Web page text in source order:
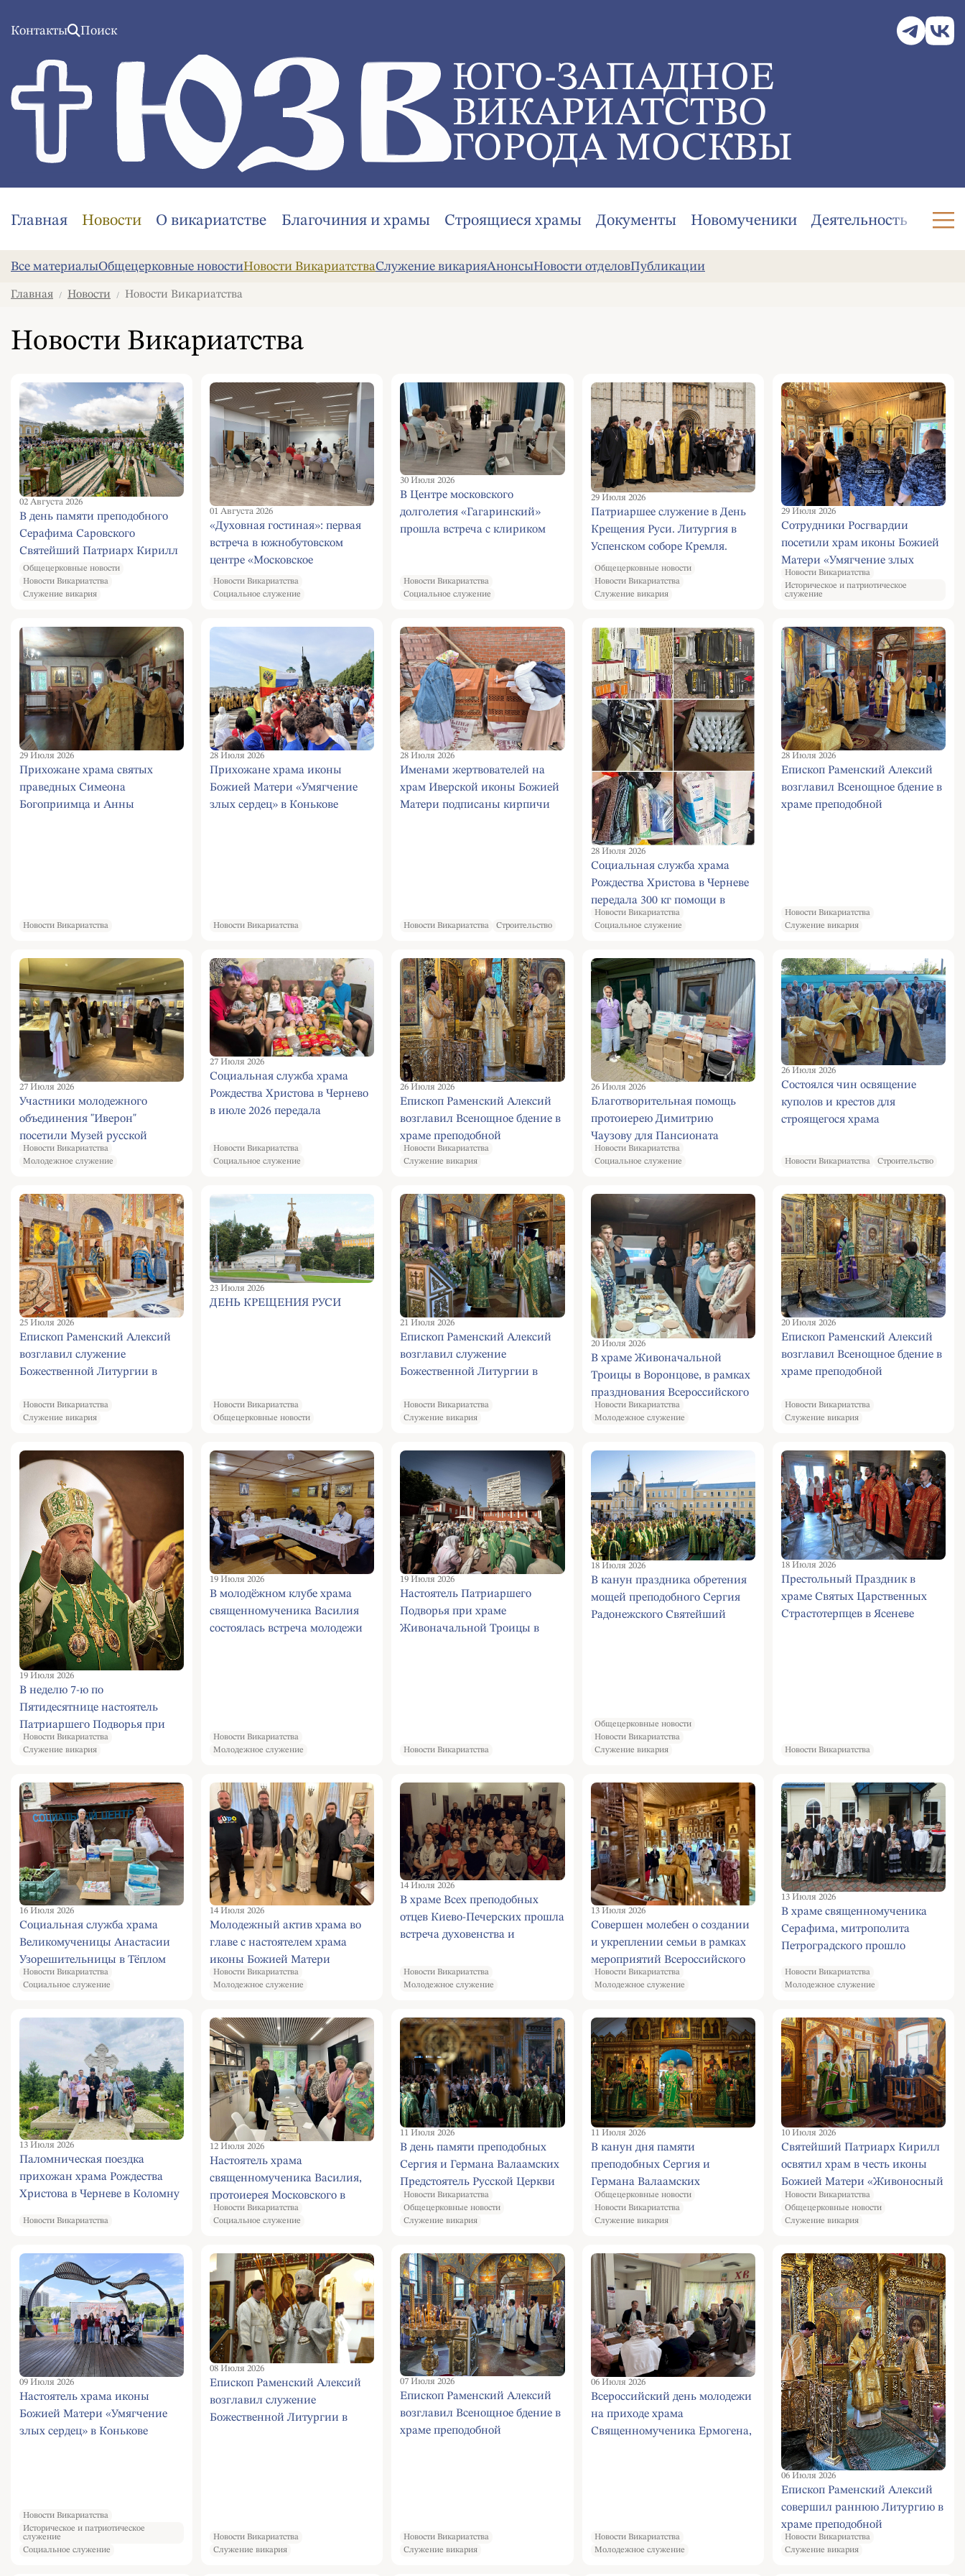
Контакты Поиск
ЮГО-ЗАПАДНОЕ
ВИКАРИАТСТВО
ГОРОДА МОСКВЫ
Главная Новости О викариатстве Благочиния и храмы Строящиеся храмы Документы Новомученики Деятельность
Все материалыОбщецерковные новостиНовости ВикариатстваСлужение викарияАнонсыНовости отделовПубликации
Главная / Новости / Новости Викариатства
Новости Викариатства
02 Августа 2026
В день памяти преподобного
Серафима Саровского
Святейший Патриарх Кирилл
совершил Литургию в
Серафимо-Дивеевском
монастыре
Общецерковные новости
Новости Викариатства
Служение викария
01 Августа 2026
«Духовная гостиная»: первая
встреча в южнобутовском
центре «Московское
долголетие»
Новости Викариатства
Социальное служение
30 Июля 2026
В Центре московского
долголетия «Гагаринский»
прошла встреча с клириком
Крючковым
Новости Викариатства
Социальное служение
29 Июля 2026
Патриаршее служение в День
Крещения Руси. Литургия в
Успенском соборе Кремля.
Крестный ход. Молебен у
памятника равноапостольному
князю Владимиру на
Общецерковные новости
Новости Викариатства
Служение викария
29 Июля 2026
Сотрудники Росгвардии
посетили храм иконы Божией
Матери «Умягчение злых
сердец» в Конькове
Новости Викариатства
Историческое и патриотическое
служение
29 Июля 2026
Прихожане храма святых
праведных Симеона
Богоприимца и Анны
Новости Викариатства
28 Июля 2026
Прихожане храма иконы
Божией Матери «Умягчение
злых сердец» в Конькове
Новости Викариатства
28 Июля 2026
Именами жертвователей на
храм Иверской иконы Божией
Матери подписаны кирпичи
Новости Викариатства Строительство
28 Июля 2026
Социальная служба храма
Рождества Христова в Черневе
передала 300 кг помощи в
военные госпитали в июле.
Новости Викариатства
Социальное служение
28 Июля 2026
Епископ Раменский Алексий
возглавил Всенощное бдение в
храме преподобной
Новости Викариатства
Служение викария
27 Июля 2026
Участники молодежного
объединения "Иверон"
посетили Музей русской
иконы
Новости Викариатства
Молодежное служение
27 Июля 2026
Социальная служба храма
Рождества Христова в Чернево
в июле 2026 передала
для многодетных семей
Южного Бутово
Новости Викариатства
Социальное служение
26 Июля 2026
Епископ Раменский Алексий
возглавил Всенощное бдение в
храме преподобной
Евфросинии Московской
Новости Викариатства
Служение викария
26 Июля 2026
Благотворительная помощь
протоиерею Димитрию
Чаузову для Пансионата
пожилых людей «Наша забота»
Новости Викариатства
Социальное служение
26 Июля 2026
Cостоялся чин освящение
куполов и крестов для
строящегося храма
Новости Викариатства Строительство
25 Июля 2026
Епископ Раменский Алексий
возглавил служение
Божественной Литургии в
Богородицы в Ясенево
Новости Викариатства
Служение викария
23 Июля 2026
ДЕНЬ КРЕЩЕНИЯ РУСИ
Новости Викариатства
Общецерковные новости
21 Июля 2026
Епископ Раменский Алексий
возглавил служение
Божественной Литургии в
преподобной Евфросинии
Московской
Новости Викариатства
Служение викария
20 Июля 2026
В храме Живоначальной
Троицы в Воронцове, в рамках
празднования Всероссийского
дня молодежи, состоялся показ
Феврония"
Новости Викариатства
Молодежное служение
20 Июля 2026
Епископ Раменский Алексий
возглавил Всенощное бдение в
храме преподобной
Новости Викариатства
Служение викария
19 Июля 2026
В неделю 7-ю по
Пятидесятнице настоятель
Патриаршего Подворья при
храме Живоначальной Троицы
всея Молдовы Владимир
совершил Божественную
Литургию
Новости Викариатства
Служение викария
19 Июля 2026
В молодёжном клубе храма
священномученика Василия
состоялась встреча молодежи
Новости Викариатства
Молодежное служение
19 Июля 2026
Настоятель Патриаршего
Подворья при храме
Живоначальной Троицы в
Новости Викариатства
18 Июля 2026
В канун праздника обретения
мощей преподобного Сергия
Радонежского Святейший
Общецерковные новости
Новости Викариатства
Служение викария
18 Июля 2026
Престольный Праздник в
храме Святых Царственных
Страстотерпцев в Ясеневе
Новости Викариатства
16 Июля 2026
Социальная служба храма
Великомученицы Анастасии
Узорешительницы в Тёплом
Стане передала гуманитарную
для мирных жителей
Новости Викариатства
Социальное служение
14 Июля 2026
Молодежный актив храма во
главе с настоятелем храма
иконы Божией Матери
"Умягчение злых сердец" в
слово, батюшка"
Новости Викариатства
Молодежное служение
14 Июля 2026
В храме Всех преподобных
отцев Киево-Печерских прошла
встреча духовенства и
Западного викариатства,
посвященная Всероссийскому
Новости Викариатства
Молодежное служение
13 Июля 2026
Совершен молебен о создании
и укреплении семьи в рамках
мероприятий Всероссийского
дня молодежи на приходе
Московского и всея Руси,
чудотворца в Зюзине
Новости Викариатства
Молодежное служение
13 Июля 2026
В храме священномученика
Серафима, митрополита
Петроградского прошло
празднованию Всероссийского
Новости Викариатства
Молодежное служение
13 Июля 2026
Паломническая поездка
прихожан храма Рождества
Христова в Черневе в Коломну
Новости Викариатства
12 Июля 2026
Настоятель храма
священномученика Василия,
протоиерея Московского в
Конькове, иерей Евгений
в современной жизни» в
центре "Московское
долголетие" района Коньково
Новости Викариатства
Социальное служение
11 Июля 2026
В день памяти преподобных
Сергия и Германа Валаамских
Предстоятель Русской Церкви
совершил Литургию в
Валаамском монастыре
Новости Викариатства
Общецерковные новости
Служение викария
11 Июля 2026
В канун дня памяти
преподобных Сергия и
Германа Валаамских
Святейший Патриарх Кирилл
совершил всенощное бдение в
Общецерковные новости
Новости Викариатства
Служение викария
10 Июля 2026
Святейший Патриарх Кирилл
освятил храм в честь иконы
Божией Матери «Живоносный
Источник» в Валаамском
монастыре
Новости Викариатства
Общецерковные новости
Служение викария
09 Июля 2026
Настоятель храма иконы
Божией Матери «Умягчение
злых сердец» в Конькове
Новости Викариатства
Историческое и патриотическое
служение
Социальное служение
08 Июля 2026
Епископ Раменский Алексий
возглавил служение
Божественной Литургии в
Новости Викариатства
Служение викария
07 Июля 2026
Епископ Раменский Алексий
возглавил Всенощное бдение в
храме преподобной
Новости Викариатства
Служение викария
06 Июля 2026
Всероссийский день молодежи
на приходе храма
Священномученика Ермогена,
Новости Викариатства
Молодежное служение
06 Июля 2026
Епископ Раменский Алексий
совершил раннюю Литургию в
храме преподобной
Евфросинии Московской
Новости Викариатства
Служение викария